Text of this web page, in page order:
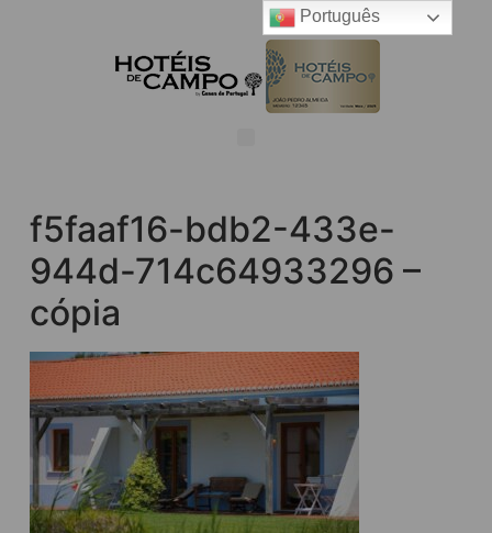
f5faaf16-bdb2-433e-
944d-714c64933296 –
cópia
Português